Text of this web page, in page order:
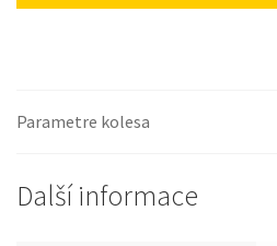
MNOŽSTVÍ
Parametre kolesa
Další informace